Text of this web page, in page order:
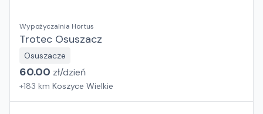
Wypożyczalnia Hortus
Trotec Osuszacz
Osuszacze
60.00 zł/dzień
+183 km Koszyce Wielkie